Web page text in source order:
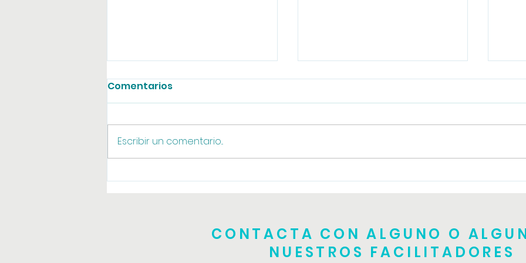
Agosto online
Taller de TRE teórico
Comentarios
Escribir un comentario...
CONTACTA CON ALGUNO O
NUESTROS FACILITADORES